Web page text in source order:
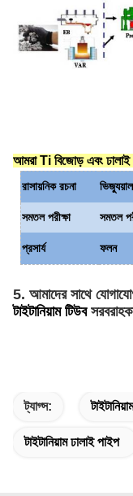
আমরা Ti বিজোড় এবং ঢালাই
রাসায়নিক রচনা
সমতল পরীক্ষা সমতল
প্রসার্য ফলন
5. আমাদের সাথে
টাইটানিয়াম টিউব
ট্যাগ্স:
টাইটানিয়াম ঢালাই পাইপ